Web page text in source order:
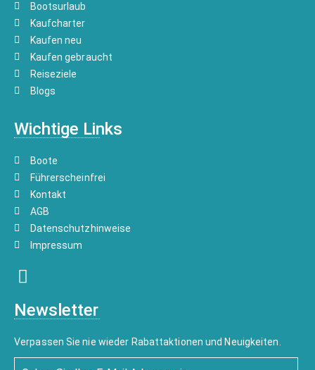
Bootsurlaub
Kaufcharter
Kaufen neu
Kaufen gebraucht
Reiseziele
Blogs
Wichtige Links
Boote
Führerscheinfrei
Kontakt
AGB
Datenschutzhinweise
Impressum
Newsletter
Verpassen Sie nie wieder Rabattaktionen und Neuigkeiten.